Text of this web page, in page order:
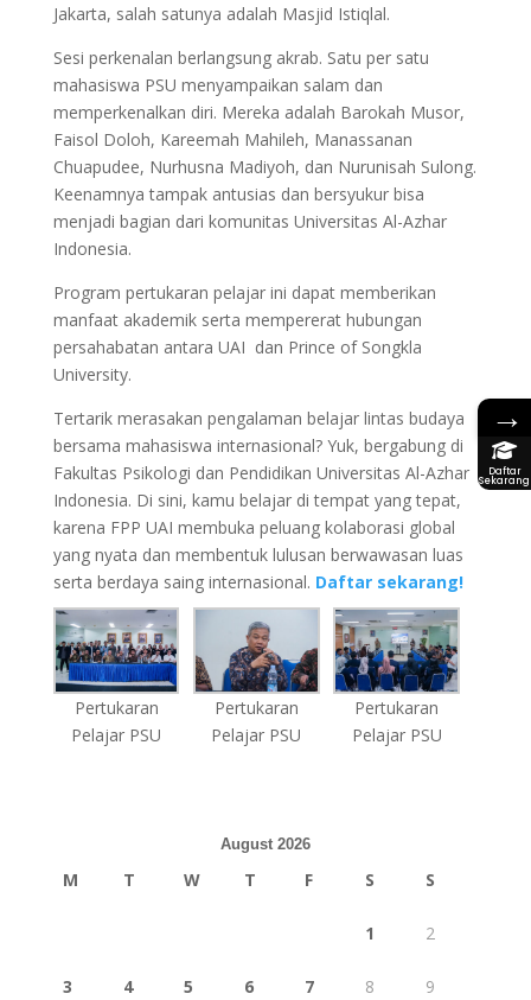
Jakarta, salah satunya adalah Masjid Istiqlal.
Sesi perkenalan berlangsung akrab. Satu per satu
mahasiswa PSU menyampaikan salam dan
memperkenalkan diri. Mereka adalah Barokah Musor,
Faisol Doloh, Kareemah Mahileh, Manassanan
Chuapudee, Nurhusna Madiyoh, dan Nurunisah Sulong.
Keenamnya tampak antusias dan bersyukur bisa
menjadi bagian dari komunitas Universitas Al-Azhar
Indonesia.
Program pertukaran pelajar ini dapat memberikan
manfaat akademik serta mempererat hubungan
persahabatan antara UAI dan Prince of Songkla
University.
Tertarik merasakan pengalaman belajar lintas budaya
bersama mahasiswa internasional? Yuk, bergabung di
Fakultas Psikologi dan Pendidikan Universitas Al-Azhar
Indonesia. Di sini, kamu belajar di tempat yang tepat,
karena FPP UAI membuka peluang kolaborasi global
yang nyata dan membentuk lulusan berwawasan luas
serta berdaya saing internasional. Daftar sekarang!
Pertukaran
Pelajar PSU
Pertukaran
Pelajar PSU
Pertukaran
Pelajar PSU
August 2026
M T W T F S S
1 2
3 4 5 6 7 8 9
→
Daftar
Sekarang